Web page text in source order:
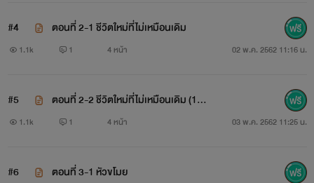
#4 ตอนที่ 2-1 ชีวิตใหม่ที่ไม่เหมือนเดิม
1.1k 1 4 หน้า 02 พ.ค. 2562 11:16 น.
#5
ตอนที่ 2-2 ชีวิตใหม่ที่ไม่เหมือนเดิม (10
0%)
1.1k 1 4 หน้า 03 พ.ค. 2562 11:25 น.
#6 ตอนที่ 3-1 หัวขโมย